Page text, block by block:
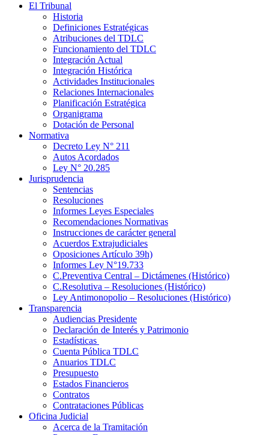
El Tribunal
Historia
Definiciones Estratégicas
Atribuciones del TDLC
Funcionamiento del TDLC
Integración Actual
Integración Histórica
Actividades Institucionales
Relaciones Internacionales
Planificación Estratégica
Organigrama
Dotación de Personal
Normativa
Decreto Ley N° 211
Autos Acordados
Ley N° 20.285
Jurisprudencia
Sentencias
Resoluciones
Informes Leyes Especiales
Recomendaciones Normativas
Instrucciones de carácter general
Acuerdos Extrajudiciales
Oposiciones Artículo 39h)
Informes Ley N°19.733
C.Preventiva Central – Dictámenes (Histórico)
C.Resolutiva – Resoluciones (Histórico)
Ley Antimonopolio – Resoluciones (Histórico)
Transparencia
Audiencias Presidente
Declaración de Interés y Patrimonio
Estadísticas
Cuenta Pública TDLC
Anuarios TDLC
Presupuesto
Estados Financieros
Contratos
Contrataciones Públicas
Oficina Judicial
Acerca de la Tramitación